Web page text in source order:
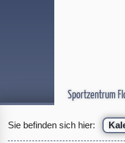
Sportzentrum
Sie befinden sich hier: